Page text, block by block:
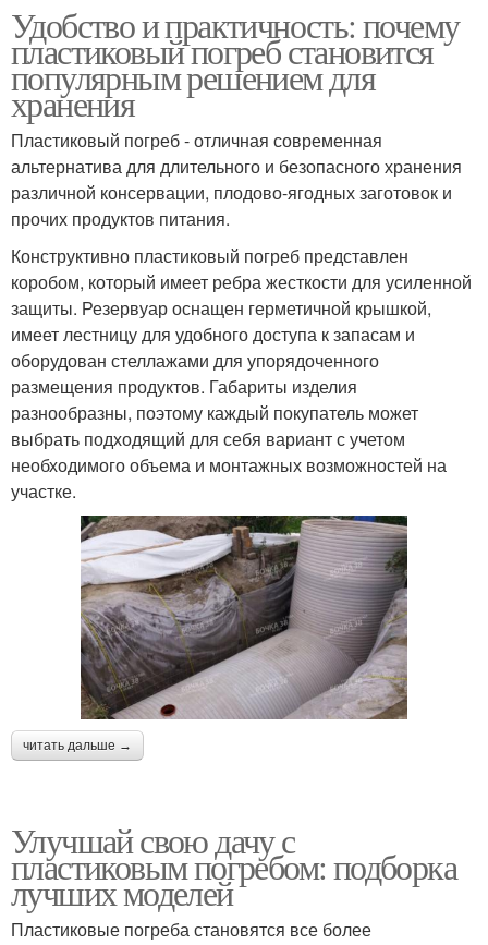
Удобство и практичность: почему
пластиковый погреб становится
популярным решением для
хранения
Пластиковый погреб - отличная современная
альтернатива для длительного и безопасного хранения
различной консервации, плодово-ягодных заготовок и
прочих продуктов питания.
Конструктивно пластиковый погреб представлен
коробом, который имеет ребра жесткости для усиленной
защиты. Резервуар оснащен герметичной крышкой,
имеет лестницу для удобного доступа к запасам и
оборудован стеллажами для упорядоченного
размещения продуктов. Габариты изделия
разнообразны, поэтому каждый покупатель может
выбрать подходящий для себя вариант с учетом
необходимого объема и монтажных возможностей на
участке.
читать дальше →
Улучшай свою дачу с
пластиковым погребом: подборка
лучших моделей
Пластиковые погреба становятся все более